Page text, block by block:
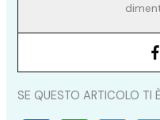
SE QUESTO ARTICOLO TI